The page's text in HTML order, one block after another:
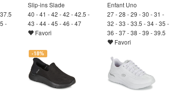
-
Slip-ins Slade
40 - 41 - 42 - 42 - 42.5 -
43 - 44 - 45 - 46 - 47
Favori
Enfant Uno
27 - 28 - 29 - 30 - 31 -
32 - 33 - 33.5 - 34 - 35 -
36 - 37 - 38 - 39 - 39.5
Favori
-18%